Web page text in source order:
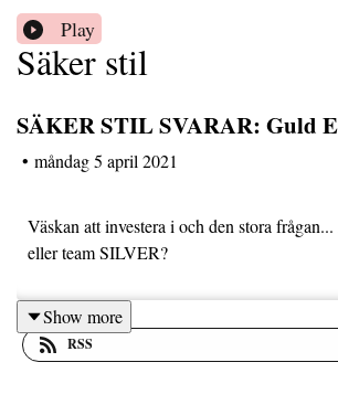
Play
Säker stil
SÄKER STIL SVARAR: Guld
• måndag 5 april 2021
Väskan att investera i och den stora
eller team SILVER?
Show more
RSS